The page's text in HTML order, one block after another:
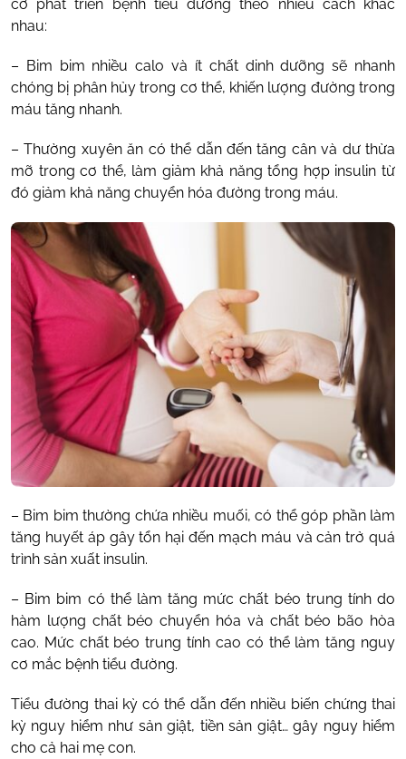
cơ phát triển bệnh tiểu đường theo nhiều cách khác
nhau:
– Bim bim nhiều calo và ít chất dinh dưỡng sẽ nhanh
chóng bị phân hủy trong cơ thể, khiến lượng đường trong
máu tăng nhanh.
– Thường xuyên ăn có thể dẫn đến tăng cân và dư thừa
mỡ trong cơ thể, làm giảm khả năng tổng hợp insulin từ
đó giảm khả năng chuyển hóa đường trong máu.
– Bim bim thường chứa nhiều muối, có thể góp phần làm
tăng huyết áp gây tổn hại đến mạch máu và cản trở quá
trình sản xuất insulin.
– Bim bim có thể làm tăng mức chất béo trung tính do
hàm lượng chất béo chuyển hóa và chất béo bão hòa
cao. Mức chất béo trung tính cao có thể làm tăng nguy
cơ mắc bệnh tiểu đường.
Tiểu đường thai kỳ có thể dẫn đến nhiều biến chứng thai
kỳ nguy hiểm như sản giật, tiền sản giật… gây nguy hiểm
cho cả hai mẹ con.